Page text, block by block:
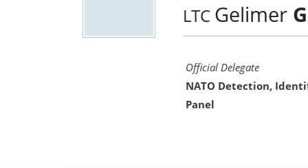
LTC Gelimer
Official Delegate
NATO Detection,
Panel